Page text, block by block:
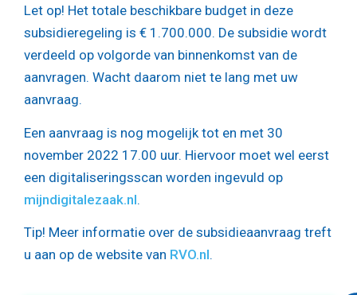
Let op! Het totale beschikbare budget in deze
subsidieregeling is € 1.700.000. De subsidie wordt
verdeeld op volgorde van binnenkomst van de
aanvragen. Wacht daarom niet te lang met uw
aanvraag.
Een aanvraag is nog mogelijk tot en met 30
november 2022 17.00 uur. Hiervoor moet wel eerst
een digitaliseringsscan worden ingevuld op
mijndigitalezaak.nl.
Tip! Meer informatie over de subsidieaanvraag treft
u aan op de website van RVO.nl.